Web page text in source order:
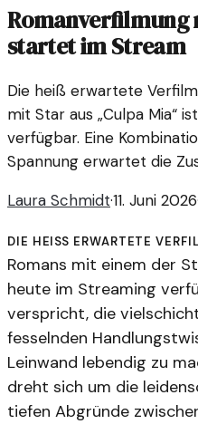
Romanverfilmung
startet im Stream
Die heiß erwartete
mit Star aus „Culpa Mia“
verfügbar. Eine
Spannung erwartet die
Laura Schmidt·11. Juni 2026·
Die heiß erwartete
Romans mit einem der
heute im Streaming
verspricht, die
fesselnden
Leinwand lebendig zu
dreht sich um die
tiefen Abgründe